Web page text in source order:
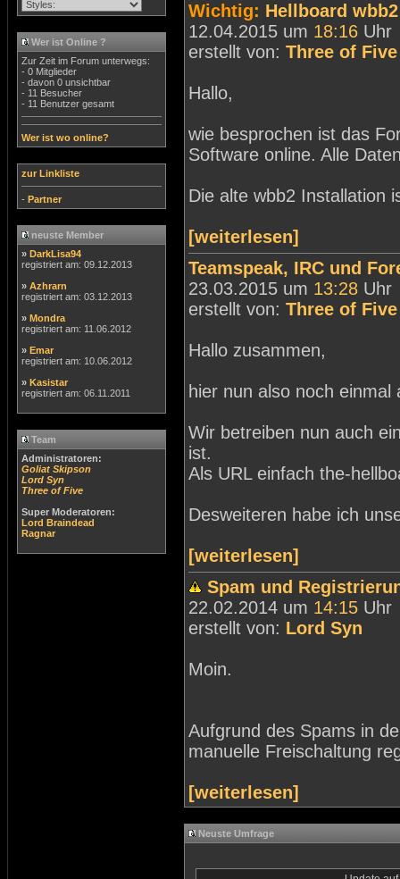
Wer ist Online ?
Zur Zeit im Forum unterwegs:
- 0 Mitglieder
- davon 0 unsichtbar
- 11 Besucher
- 11 Benutzer gesamt
Wer ist wo online?
zur Linkliste
- Partner
neuste Member
» DarkLisa94
registriert am: 09.12.2013
» Azhrarn
registriert am: 03.12.2013
» Mondra
registriert am: 11.06.2012
» Emar
registriert am: 10.06.2012
» Kasistar
registriert am: 06.11.2011
Team
Administratoren:
Goliat Skipson
Lord Syn
Three of Five
Super Moderatoren:
Lord Braindead
Ragnar
Wichtig: Hellboard
12.04.2015 um 18:16 Uhr
erstellt von: Three of Five
Hallo,
wie besprochen ist das
Software online. Alle
Die alte wbb2 Installation
[weiterlesen]
Teamspeak, IRC und
23.03.2015 um 13:28 Uhr
erstellt von: Three of Five
Hallo zusammen,
hier nun also noch einmal
Wir betreiben nun auch
ist.
Als URL einfach the-
Desweiteren habe ich
[weiterlesen]
Spam und
22.02.2014 um 14:15 Uhr
erstellt von: Lord Syn
Moin.
Aufgrund des Spams in
manuelle Freischaltung
[weiterlesen]
Neuste Umfrage